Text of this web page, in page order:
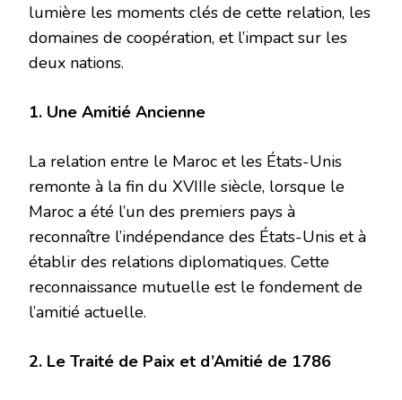
lumière les moments clés de cette relation, les
domaines de coopération, et l’impact sur les
deux nations.
1. Une Amitié Ancienne
La relation entre le Maroc et les États-Unis
remonte à la fin du XVIIIe siècle, lorsque le
Maroc a été l’un des premiers pays à
reconnaître l’indépendance des États-Unis et à
établir des relations diplomatiques. Cette
reconnaissance mutuelle est le fondement de
l’amitié actuelle.
2. Le Traité de Paix et d’Amitié de 1786